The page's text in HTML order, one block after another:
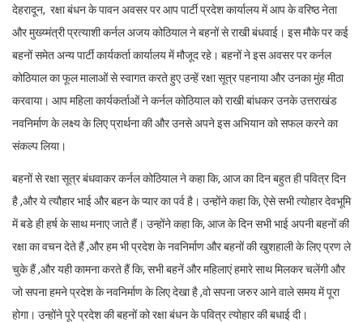
देहरादून, रक्षा बंधन के पावन अवसर पर आप पार्टी प्रदेश कार्यालय में आप के वरिष्ठ नेता
और मुख्य्मंत्री प्रत्याशी कर्नल अजय कोठियाल ने बहनों से राखी बंधवाई। इस मौके पर कई
बहनों समेत अन्य पार्टी कार्यकर्ता कार्यालय में मौजूद रहे। बहनों ने इस अवसर पर कर्नल
कोठियाल का फूल मालाओं से स्वागत करते हुए उन्हें रक्षा सूत्र पहनाया और उनका मुंह मीठा
करवाया। आप महिला कार्यकर्ताओं ने कर्नल कोठियाल को राखी बांधकर उनके उत्तराखंड
नवनिर्माण के लक्ष्य के लिए प्रार्थना की और उनसे अपने इस अभियान को सफल करने का
संकल्प लिया।
बहनों से रक्षा सूत्र बंधवाकर कर्नल कोठियाल ने कहा कि, आज का दिन बहुत ही पवित्र दिन
है ,और ये त्यौहार भाई और बहन के प्यार का पर्व है। उन्होंने कहा कि, ऐसे सभी त्योहार देवभूमि
में बडे ही हर्ष के साथ मनाए जाते हैं। उन्होंने कहा कि, आज के दिन सभी भाई अपनी बहनों की
रक्षा का वचन देते हैं ,और हम भी प्रदेश के नवनिर्माण और बहनों की खुशहाली के लिए प्रण ले
चुके हैं ,और यही कामना करते हैं कि, सभी बहनें और महिलाएं हमारे साथ मिलकर चलेंगी और
जो सपना हमने प्रदेश के नवनिर्माण के लिए देखा है ,वो सपना जरुर आने वाले समय में पूरा
होगा। उन्होंने पूरे प्रदेश की बहनों को रक्षा बंधन के पवित्र त्योहार की बधाई दी।